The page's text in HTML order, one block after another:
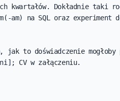
kwartałów. Dokładnie taki
am) na SQL oraz experiment
jak to doświadczenie
CV w załączeniu.